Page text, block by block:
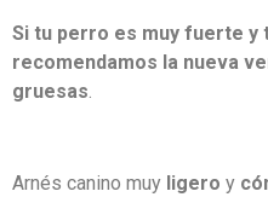
Si tu perro es muy fuerte y
recomendamos la nueva
gruesas
Arnés canino muy ligero y